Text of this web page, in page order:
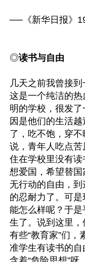
──《新华日报》
◎读书与自由
几天之前我曾接
这是一个纯洁的
明的学校，很发
因是他们的生活
了，吃不饱，穿
说，青年人吃点苦
住在学校里没有
想爱国，希望替
无行动的自由，
的忍耐力了。可
能怎么样呢？于
生了。说到这里
有些“教育家”们，
准学生有读书的